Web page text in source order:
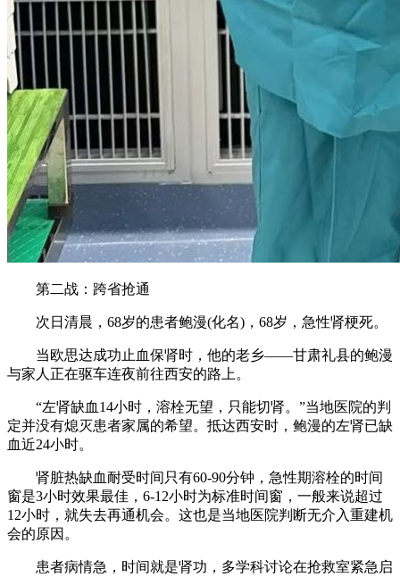
第二战：跨省抢通
次日清晨，68岁的患者鲍漫(化名)，68岁，急性肾梗死。
当欧思达成功止血保肾时，他的老乡——甘肃礼县的鲍漫
与家人正在驱车连夜前往西安的路上。
“左肾缺血14小时，溶栓无望，只能切肾。”当地医院的判
定并没有熄灭患者家属的希望。抵达西安时，鲍漫的左肾已缺
血近24小时。
肾脏热缺血耐受时间只有60-90分钟，急性期溶栓的时间
窗是3小时效果最佳，6-12小时为标准时间窗，一般来说超过
12小时，就失去再通机会。这也是当地医院判断无介入重建机
会的原因。
患者病情急，时间就是肾功，多学科讨论在抢救室紧急启